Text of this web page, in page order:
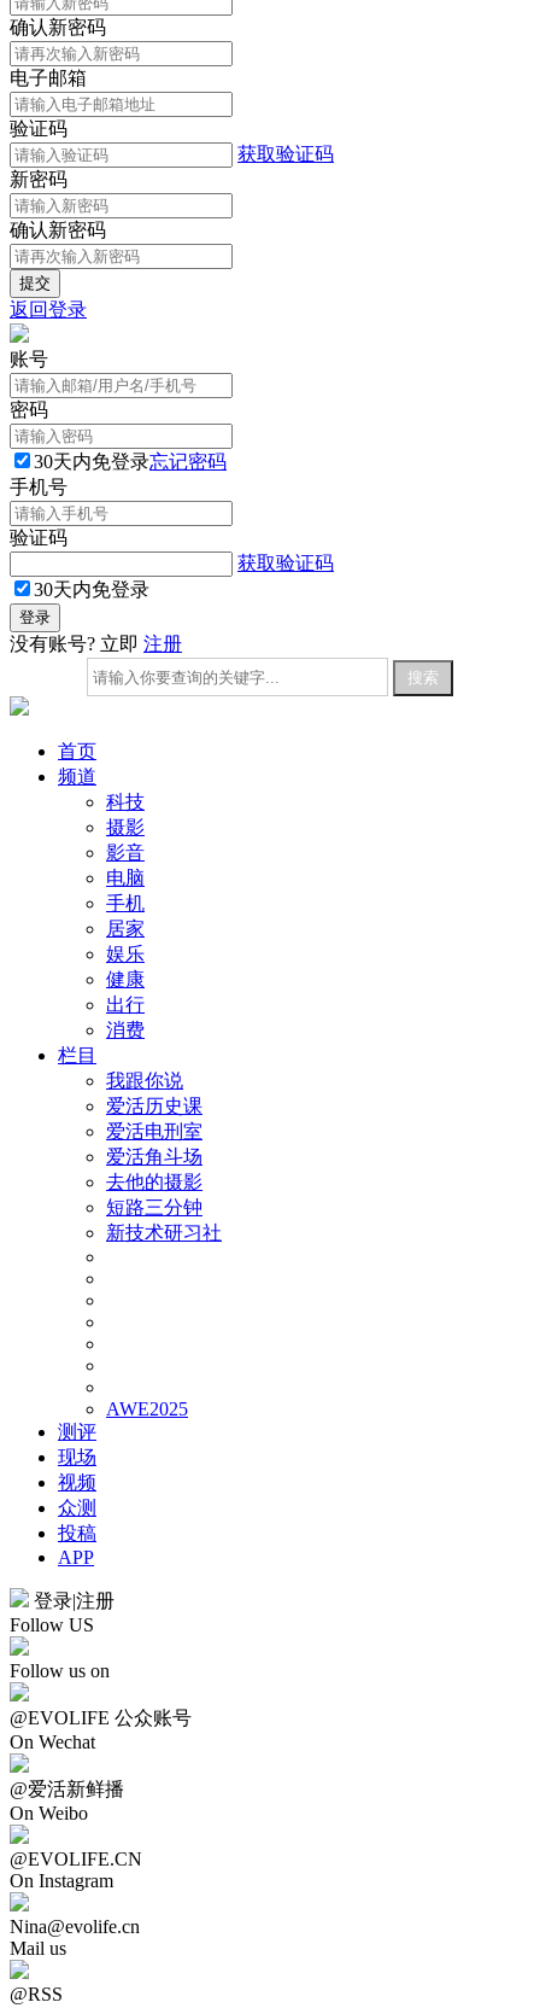
确认新密码
电子邮箱
验证码
获取验证码
新密码
确认新密码
返回登录
账号
密码
30天内免登录忘记密码
手机号
验证码
获取验证码
30天内免登录
没有账号? 立即 注册
首页
频道
科技
摄影
影音
电脑
手机
居家
娱乐
健康
出行
消费
栏目
我跟你说
爱活历史课
爱活电刑室
爱活角斗场
去他的摄影
短路三分钟
新技术研习社
AWE2025
测评
现场
视频
众测
投稿
APP
登录|注册
Follow US
Follow us on
@EVOLIFE 公众账号
On Wechat
@爱活新鲜播
On Weibo
@EVOLIFE.CN
On Instagram
Nina@evolife.cn
Mail us
@RSS